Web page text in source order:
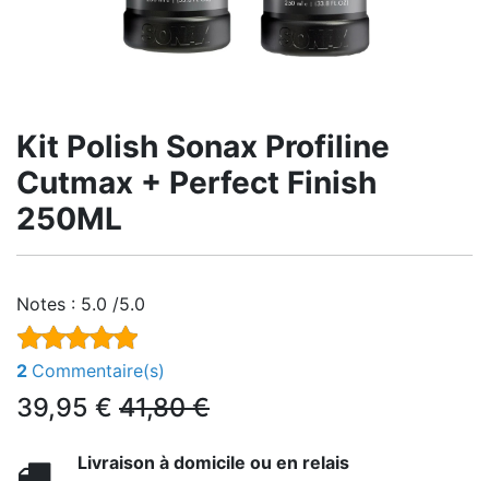
Kit Polish Sonax Profiline
Cutmax + Perfect Finish
250ML
Notes : 5.0 /5.0
2 Commentaire(s)
39,95 € 41,80€
Livraison à domicile ou en relais